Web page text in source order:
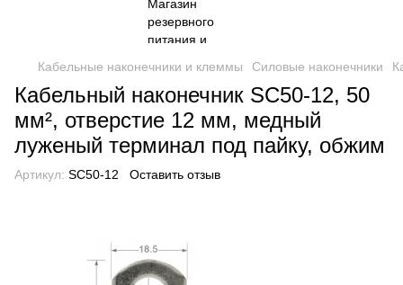
Кабельные наконечники и клеммы Силовые наконечники
Кабельный наконечник SC50-12, 50
мм², отверстие 12 мм, медный
луженый терминал под пайку, обжим
Артикул: SC50-12 Оставить отзыв